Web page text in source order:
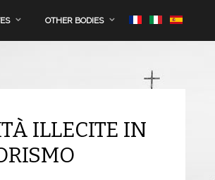
OTHER BODIES
ILLECITE IN